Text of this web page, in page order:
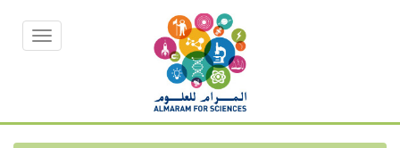
Toggle